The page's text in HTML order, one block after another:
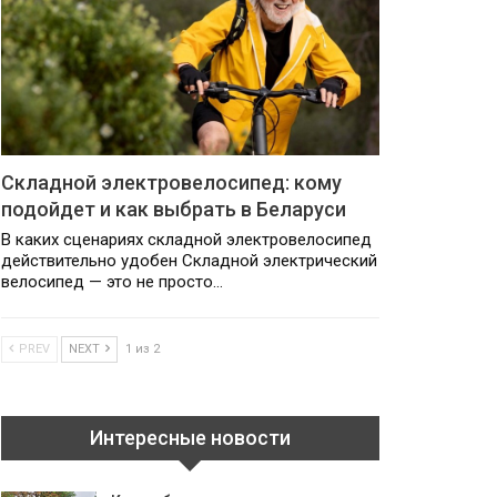
Складной электровелосипед: кому
подойдет и как выбрать в Беларуси
В каких сценариях складной электровелосипед
действительно удобен Складной электрический
велосипед — это не просто…
PREV NEXT 1 из 2
Интересные новости